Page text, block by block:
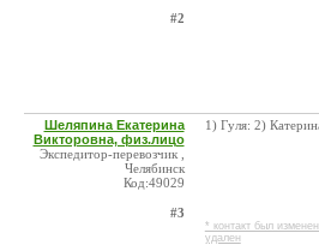
#2
Шеляпина Екатерина
Викторовна, физ.лицо
Экспедитор-перевозчик ,
Челябинск
Код:49029
#3
1) Гуля: 2)
* контакт был
удален